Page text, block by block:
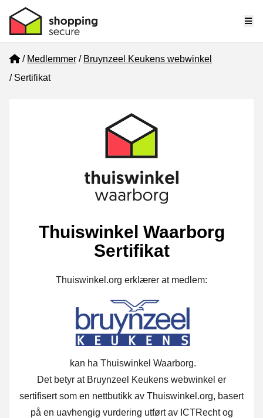
Home
Medlemmer
Bruynzeel Keukens webwinkel
Sertifikat
Thuiswinkel Waarborg
Sertifikat
Thuiswinkel.org erklærer at medlem:
kan ha Thuiswinkel Waarborg.
Det betyr at Bruynzeel Keukens webwinkel er
sertifisert som en nettbutikk av Thuiswinkel.org, basert
på en uavhengig vurdering utført av ICTRecht og